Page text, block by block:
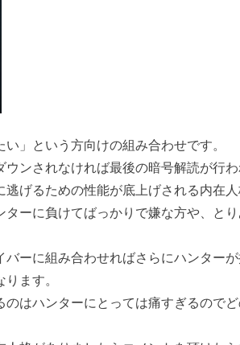
」という方向けの組み合わせです。
ウンされなければ最後の暗号解読が行
げるための性能が底上げされる内在人
ーに負けてばっかりで嫌な方や、と
バーに組み合わせればさらにハンター
ます。
はハンターにとっては痛すぎるので